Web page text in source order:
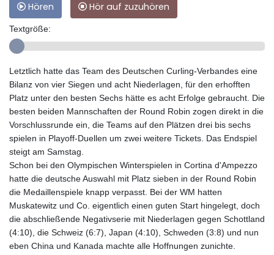
Hören Hör auf zuzuhören
Textgröße:
Letztlich hatte das Team des Deutschen Curling-Verbandes eine
Bilanz von vier Siegen und acht Niederlagen, für den erhofften
Platz unter den besten Sechs hätte es acht Erfolge gebraucht. Die
besten beiden Mannschaften der Round Robin zogen direkt in die
Vorschlussrunde ein, die Teams auf den Plätzen drei bis sechs
spielen in Playoff-Duellen um zwei weitere Tickets. Das Endspiel
steigt am Samstag.
Schon bei den Olympischen Winterspielen in Cortina d'Ampezzo
hatte die deutsche Auswahl mit Platz sieben in der Round Robin
die Medaillenspiele knapp verpasst. Bei der WM hatten
Muskatewitz und Co. eigentlich einen guten Start hingelegt, doch
die abschließende Negativserie mit Niederlagen gegen Schottland
(4:10), die Schweiz (6:7), Japan (4:10), Schweden (3:8) und nun
eben China und Kanada machte alle Hoffnungen zunichte.